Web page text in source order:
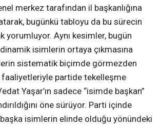
merkez tarafından il başkanlığına
bugünkü tabloyu da bu sürecin
yorumluyor. Aynı kesimler, bugün
isimlerin ortaya çıkmasına
sistematik biçimde görmezden
partide tekelleşme
Yaşar’ın sadece “isimde başkan”
öne sürüyor. Parti içinde
isimlerin elinde olduğu yönündeki